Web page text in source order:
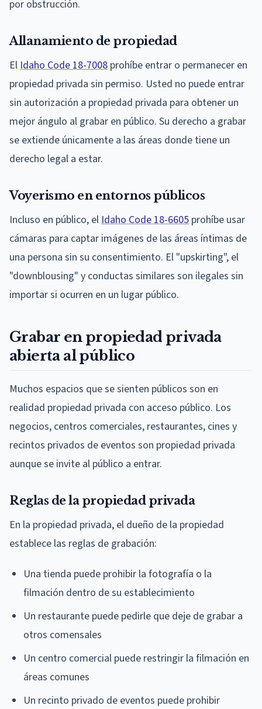
por obstrucción.
Allanamiento de propiedad
ElIdaho Code 18-7008 prohíbe entrar o permanecer en
propiedad privada sin permiso. Usted no puede entrar
sin autorización a propiedad privada para obtener un
mejor ángulo al grabar en público. Su derecho a grabar
se extiende únicamente a las áreas donde tiene un
derecho legal a estar.
Voyerismo en entornos públicos
Incluso en público, elIdaho Code 18-6605 prohíbe usar
cámaras para captar imágenes de las áreas íntimas de
una persona sin su consentimiento. El "upskirting", el
"downblousing" y conductas similares son ilegales sin
importar si ocurren en un lugar público.
Grabar en propiedad privada
abierta al público
Muchos espacios que se sienten públicos son en
realidad propiedad privada con acceso público. Los
negocios, centros comerciales, restaurantes, cines y
recintos privados de eventos son propiedad privada
aunque se invite al público a entrar.
Reglas de la propiedad privada
En la propiedad privada, el dueño de la propiedad
establece las reglas de grabación:
Una tienda puede prohibir la fotografía o la
filmación dentro de su establecimiento
Un restaurante puede pedirle que deje de grabar a
otros comensales
Un centro comercial puede restringir la filmación en
áreas comunes
Un recinto privado de eventos puede prohibir